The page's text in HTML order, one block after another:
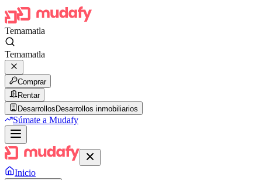
Temamatla
Temamatla
Comprar
Rentar
Desarrollos Desarrollos inmobiliarios
Súmate a Mudafy
Inicio